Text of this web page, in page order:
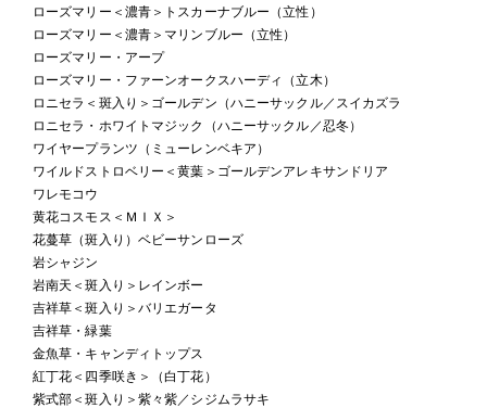
ローズマリー＜濃青＞トスカーナブルー（立性）
ローズマリー＜濃青＞マリンブルー（立性）
ローズマリー・アープ
ローズマリー・ファーンオークスハーディ（立木）
ロニセラ＜斑入り＞ゴールデン（ハニーサックル／スイカズラ
ロニセラ・ホワイトマジック（ハニーサックル／忍冬）
ワイヤープランツ（ミューレンベキア）
ワイルドストロベリー＜黄葉＞ゴールデンアレキサンドリア
ワレモコウ
黄花コスモス＜ＭＩＸ＞
花蔓草（斑入り）ベビーサンローズ
岩シャジン
岩南天＜斑入り＞レインボー
吉祥草＜斑入り＞バリエガータ
吉祥草・緑葉
金魚草・キャンディトップス
紅丁花＜四季咲き＞（白丁花）
紫式部＜斑入り＞紫々紫／シジムラサキ